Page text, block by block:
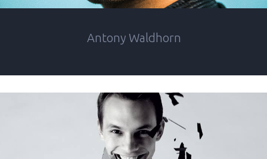
Antony Waldhorn